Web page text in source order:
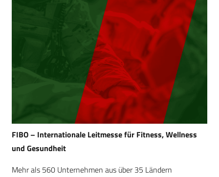
FIBO – Internationale Leitmesse für Fitness, Wellness
und Gesundheit
Mehr als 560 Unternehmen aus über 35 Ländern